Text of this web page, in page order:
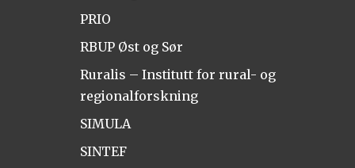
PRIO
RBUP Øst og Sør
Ruralis – Institutt for rural- og
regionalforskning
SIMULA
SINTEF